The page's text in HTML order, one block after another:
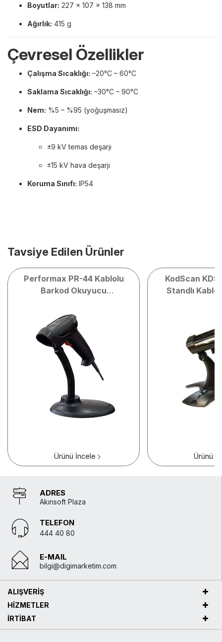
Boyutlar: 227 × 107 × 138 mm
Ağırlık: 415 g
Çevresel Özellikler
Çalışma Sıcaklığı: –20°C – 60°C
Saklama Sıcaklığı: –30°C – 90°C
Nem: %5 – %95 (yoğuşmasız)
ESD Dayanımı:
±9 kV temas deşarjı
±15 kV hava deşarjı
Koruma Sınıfı: IP54
Tavsiye Edilen Ürünler
Performax PR-44 Kablolu
Barkod Okuyucu
Okuma)
Ürünü İncele
KodScan
Standlı
Ürünü
ADRES
Akınsoft Plaza
TELEFON
444 40 80
E-MAIL
bilgi@digimarketim.com
ALIŞVERİŞ
HİZMETLER
İRTİBAT